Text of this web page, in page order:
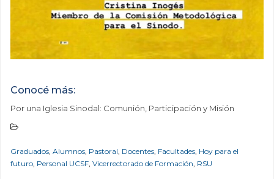
Conocé más:
Por una Iglesia Sinodal: Comunión, Participación y Misión
Graduados Alumnos Pastoral Docentes Facultades Hoy para el
futuro Personal UCSF Vicerrectorado de Formación RSU